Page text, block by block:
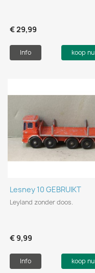
€ 29,99
Info koop nu
Lesney 10 GEBRUIKT
Leyland zonder doos.
€ 9,99
Info koop nu